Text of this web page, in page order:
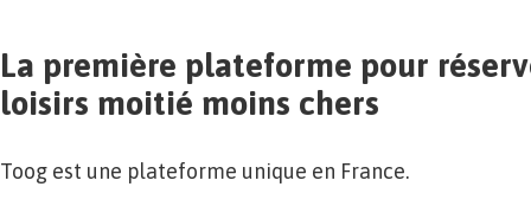
La première plateforme pour
loisirs moitié moins chers
Toog est une plateforme unique en France.